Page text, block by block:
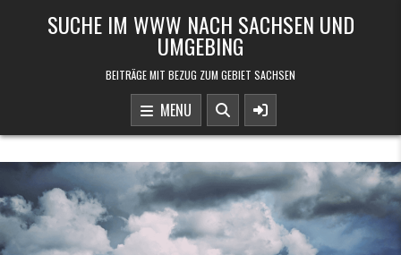
SUCHE IM WWW NACH SACHSEN UND
UMGEBING
BEITRÄGE MIT BEZUG ZUM GEBIET SACHSEN
MENU